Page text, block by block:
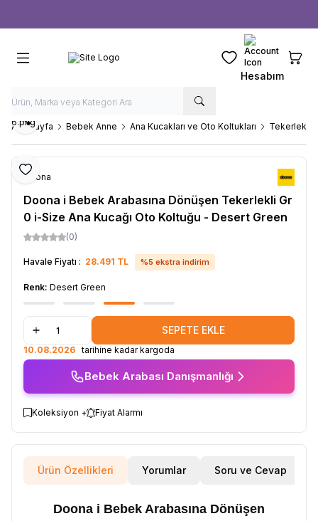
Favorilerim
Hesabım
Ana Sayfa Bebek Anne Ana Kucakları ve Oto Koltukları Tekerlekli
Favoriye Ekle
Paylaş
Doona
Doona i Bebek Arabasına Dönüşen Tekerlekli Gr
0 i-Size Ana Kucağı Oto Koltuğu - Desert Green
(0)
Havale Fiyatı : 28.491 TL %5 ekstra indirim
Renk: Desert Green
SEPETE EKLE
10.08.2026 tarihine kadar kargoda
Bebek Arabası Danışmanlığı
Koleksiyon + Fiyat Alarmı
Ürün Özellikleri Yorumlar Soru ve Cevap
Doona i Bebek Arabasına Dönüşen